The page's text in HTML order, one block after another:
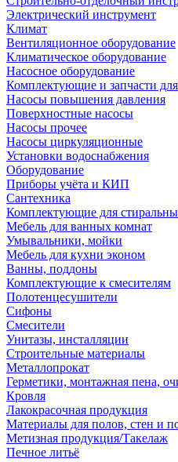
Электрический инструмент
Климат
Вентиляционное оборудование
Климатическое оборудование
Насосное оборудование
Комплектующие и запчасти
Насосы повышения давления
Поверхностные насосы
Насосы прочее
Насосы циркуляционные
Установки водоснабжения
Оборудование
Приборы учёта и КИП
Сантехника
Комплектующие для
Мебель для ванных комнат
Умывальники, мойки
Мебель для кухни эконом
Ванны, поддоны
Комплектующие к смесителям
Полотенцесушители
Сифоны
Смесители
Унитазы, инсталляции
Строительные материалы
Металлопрокат
Герметики, монтажная пена,
Кровля
Лакокрасочная продукция
Материалы для полов, стен и
Метизная продукция/Такелаж
Печное литьё